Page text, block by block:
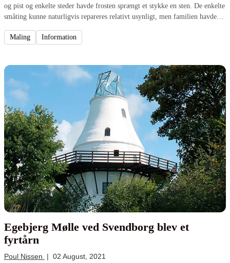
og pist og enkelte steder havde frosten sprængt et stykke en sten. De enkelte
småting kunne naturligvis repareres relativt usynligt, men familien havde
Maling
Information
Egebjerg Mølle ved Svendborg blev et
fyrtårn
Poul Nissen | 02 August, 2021